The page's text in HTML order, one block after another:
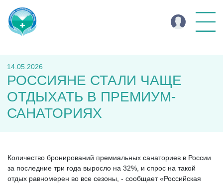
14.05.2026
РОССИЯНЕ СТАЛИ ЧАЩЕ
ОТДЫХАТЬ В ПРЕМИУМ-
САНАТОРИЯХ
Количество бронирований премиальных санаториев в России
за последние три года выросло на 32%, и спрос на такой
отдых равномерен во все сезоны, - сообщает «Российская